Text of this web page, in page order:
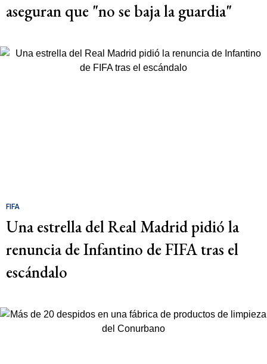
aseguran que "no se baja la guardia"
FIFA
Una estrella del Real Madrid pidió la
renuncia de Infantino de FIFA tras el
escándalo